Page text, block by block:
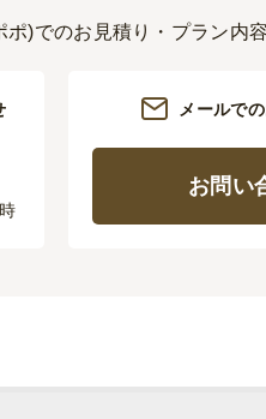
ポ)でのお見積り・プラン内
メールで
お問い